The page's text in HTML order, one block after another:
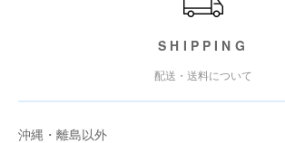
SHIPPING
配送・送料について
沖縄・離島以外